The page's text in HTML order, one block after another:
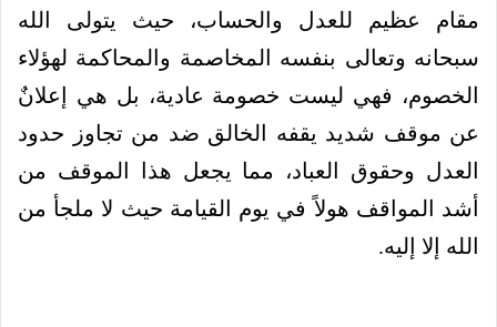
مقام عظيم للعدل والحساب، حيث يتولى الله
سبحانه وتعالى بنفسه المخاصمة والمحاكمة لهؤلاء
الخصوم، فهي ليست خصومة عادية، بل هي إعلانٌ
عن موقف شديد يقفه الخالق ضد من تجاوز حدود
العدل وحقوق العباد، مما يجعل هذا الموقف من
أشد المواقف هولاً في يوم القيامة حيث لا ملجأ من
الله إلا إليه.